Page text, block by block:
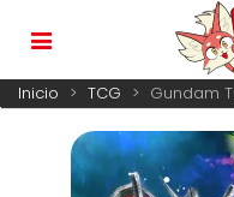
Inicio > TCG > Gundam